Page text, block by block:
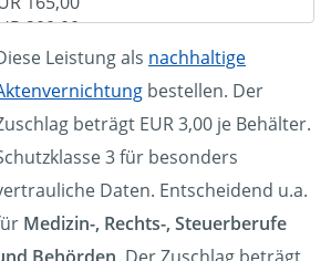
Leistung als nachhaltige
bestellen. Der
beträgt EUR 3,00 je Behälter.
3 für besonders
Daten. Entscheidend u.a.
Medizin-, Rechts-, Steuerberufe